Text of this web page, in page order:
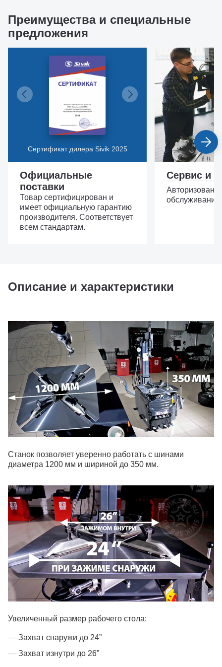
Преимущества и специальные
предложения
Сертификат дилера Sivik 2025
Официальные
поставки
Товар сертифицирован и
имеет официальную гарантию
производителя. Соответствует
всем стандартам.
Сервис и
Описание и характеристики
Станок позволяет уверенно работать с шинами
диаметра 1200 мм и шириной до 350 мм.
Увеличенный размер рабочего стола:
Захват снаружи до 24”
Захват изнутри до 26”